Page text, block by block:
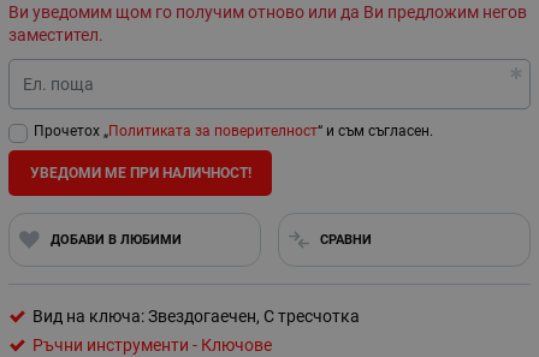
Ви уведомим щом го получим отново или да Ви предложим негов
заместител.
Ел. поща
Прочетох „Политиката за поверителност“ и съм съгласен.
УВЕДОМИ МЕ ПРИ НАЛИЧНОСТ!
ДОБАВИ В ЛЮБИМИ СРАВНИ
Вид на ключа: Звездогаечен, С тресчотка
Ръчни инструменти - Ключове